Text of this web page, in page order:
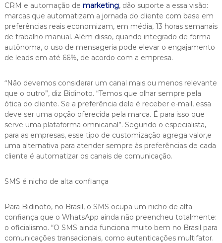
CRM e automação de marketing, dão suporte a essa visão:
marcas que automatizam a jornada do cliente com base em
preferências reais economizam, em média, 13 horas semanais
de trabalho manual. Além disso, quando integrado de forma
autônoma, o uso de mensageria pode elevar o engajamento
de leads em até 66%, de acordo com a empresa.
“Não devemos considerar um canal mais ou menos relevante
que o outro”, diz Bidinoto. “Temos que olhar sempre pela
ótica do cliente. Se a preferência dele é receber e-mail, essa
deve ser uma opção oferecida pela marca. É para isso que
serve uma plataforma omnicanal”. Segundo o especialista,
para as empresas, esse tipo de customização agrega valor,e
uma alternativa para atender sempre às preferências de cada
cliente é automatizar os canais de comunicação.
SMS é nicho de alta confiança
Para Bidinoto, no Brasil, o SMS ocupa um nicho de alta
confiança que o WhatsApp ainda não preencheu totalmente:
o oficialismo. “O SMS ainda funciona muito bem no Brasil para
comunicações transacionais, como autenticações multifator.